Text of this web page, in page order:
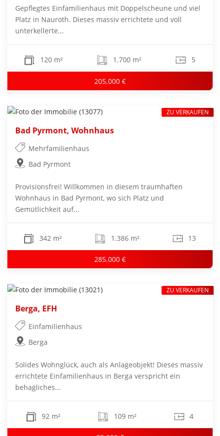
Gepflegtes Einfamilienhaus mit Doppelscheune und viel
Platz in Nauroth. Dieses massiv errichtete und voll
unterkellerte...
120 m² 1.700 m² 5
205.000 €
Bad Pyrmont, Wohnhaus
Mehrfamilienhaus
Bad Pyrmont
Provisionsfrei! Willkommen in diesem traumhaften
Wohnhaus in Bad Pyrmont, wo sich Platz und
Gemütlichkeit auf...
342 m² 1.386 m² 13
285.000 €
ZU VERKAUFEN
Berga, EFH
Einfamilienhaus
Berga
Solides Wohnglück, auch als Anlageobjekt! Dieses massiv
errichtete Einfamilienhaus in Berga verspricht ein
behagliches...
92 m² 109 m² 4
ZU VERKAUFEN